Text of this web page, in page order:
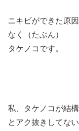
ニキビができた原
なく（たぶん）
タケノコです。
私、タケノコが結
とアク抜きしてな